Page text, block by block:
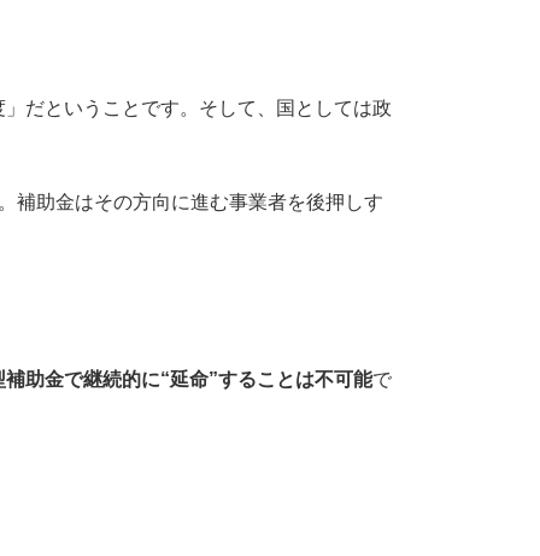
だということです。そして、国としては政
補助金はその方向に進む事業者を後押しす
助金で継続的に“延命”することは不可能で